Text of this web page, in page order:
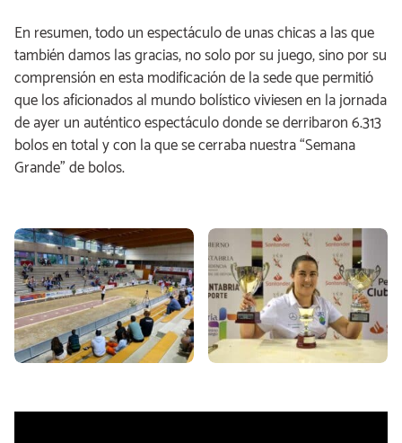
En resumen, todo un espectáculo de unas chicas a las que
también damos las gracias, no solo por su juego, sino por su
comprensión en esta modificación de la sede que permitió
que los aficionados al mundo bolístico viviesen en la jornada
de ayer un auténtico espectáculo donde se derribaron 6.313
bolos en total y con la que se cerraba nuestra “Semana
Grande” de bolos.